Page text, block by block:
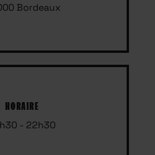
Bordeaux
HORAIRE
- 22h30